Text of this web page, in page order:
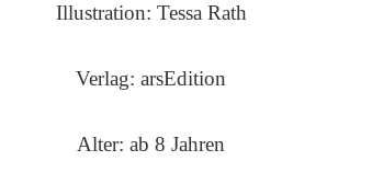
Illustration: Tessa Rath
Verlag: arsEdition
Alter: ab 8 Jahren